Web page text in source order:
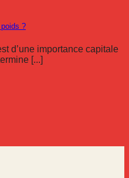
?
d’une importance capitale
[...]